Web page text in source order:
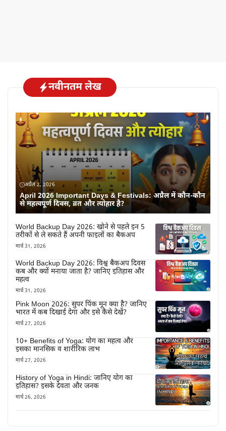
नवीनतम लेख
अप्रैल 2, 2026
April 2026 Important Days & Festivals: अप्रैल में कौन-कौन
से महत्वपूर्ण दिवस, व्रत और त्योहार है?
World Backup Day 2026: खोने से पहले इन 5
तरीकों से ले सकते हैं अपनी फाइलों का बैकअप
मार्च 31, 2026
World Backup Day 2026: विश्व बैकअप दिवस
कब और क्यों मनाया जाता है? जानिए इतिहास और
महत्व
मार्च 31, 2026
Pink Moon 2026: सुपर पिंक मून क्या है? जानिए
भारत में कब दिखाई देगा और इसे कैसे देखें?
मार्च 27, 2026
10+ Benefits of Yoga: योग का महत्व और
इसका मानसिक व शारीरिक लाभ
मार्च 27, 2026
History of Yoga in Hindi: जानिए योग का
इतिहास? इसके देवता और जनक
मार्च 26, 2026